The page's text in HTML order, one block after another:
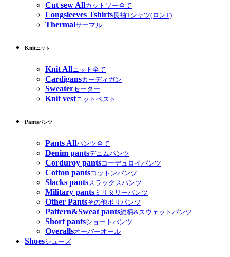
Cut sew Allカットソー全て
Longsleeves Tshirts長袖Tシャツ(ロンT)
Thermalサーマル
Knitニット
Knit Allニット全て
Cardigansカーディガン
Sweaterセーター
Knit vestニットベスト
Pantsパンツ
Pants Allパンツ全て
Denim pantsデニムパンツ
Corduroy pantsコーデュロイパンツ
Cotton pantsコットンパンツ
Slacks pantsスラックスパンツ
Military pants ミリタリーパンツ
Other Pantsその他ポリパンツ
Pattern&Sweat pants総柄&スウェットパンツ
Short pantsショートパンツ
Overallsオーバーオール
Shoesシューズ